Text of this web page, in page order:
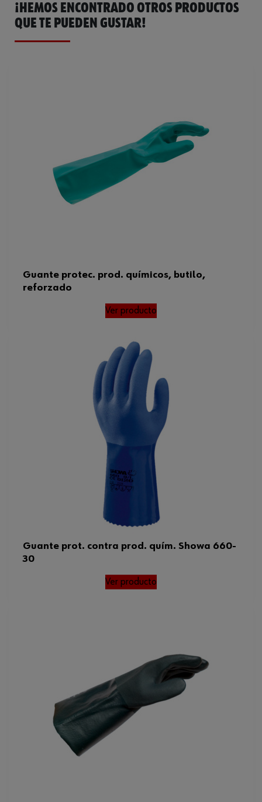
Material PVC
Longitud
5 años
388:2016+A1:2018
Espesor de material
Peso del producto (por artículo)
Normas
ISO 21420, EN ISO 374-
Catálogo General 0899430410
Ficha Técnica
¡HEMOS ENCONTRADO OTROS PRODUCTOS
QUE TE PUEDEN GUSTAR!
Guante protec. prod. químicos, butilo,
reforzado
Ver producto
Guante prot. contra prod. quím. Showa 660-
30
Ver producto